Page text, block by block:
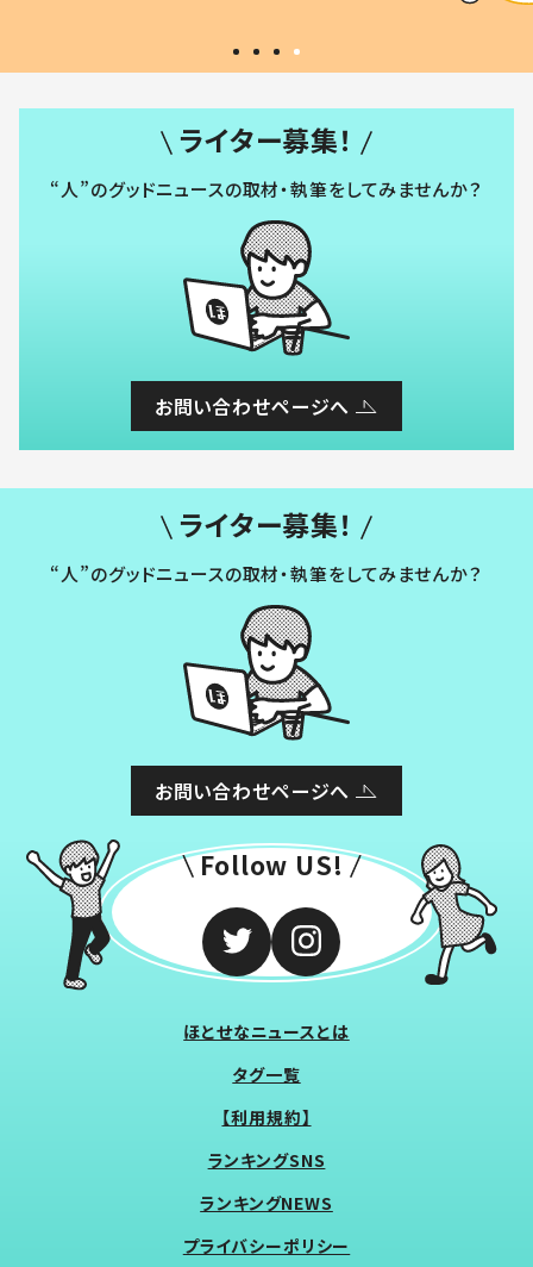
ライター募集！
“人”のグッドニュースの取材・執筆をしてみませんか？
お問い合わせページへ
ライター募集！
“人”のグッドニュースの取材・執筆をしてみませんか？
お問い合わせページへ
Follow US!
ほとせなニュースとは
タグ一覧
【利用規約】
ランキングSNS
ランキングNEWS
プライバシーポリシー